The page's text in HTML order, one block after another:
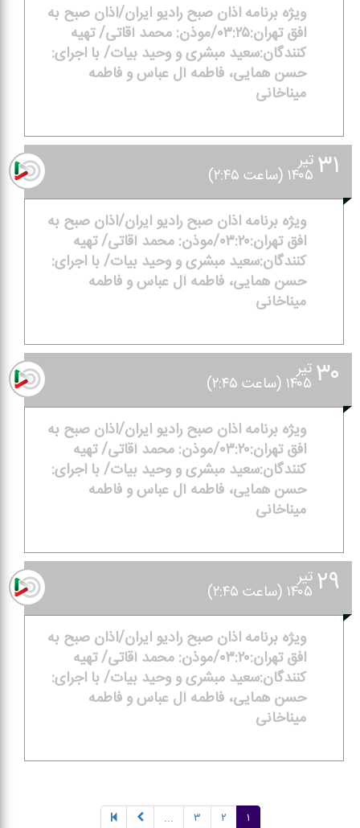
ویژه برنامه اذان صبح رادیو ایران/اذان صبح به
افق تهران:۰۳:۲۵/موذن: محمد آقاتی/ تهیه
كنندگان:سعید مبشری و وحید بیات/ با اجرای:
حسن همایی، فاطمه آل عباس و فاطمه
میناخانی
۳۱تیر
۱۴۰۵ (ساعت ۲:۴۵)
ویژه برنامه اذان صبح رادیو ایران/اذان صبح به
افق تهران:۰۳:۲۰/موذن: محمد آقاتی/ تهیه
كنندگان:سعید مبشری و وحید بیات/ با اجرای:
حسن همایی، فاطمه آل عباس و فاطمه
میناخانی
۳۰تیر
۱۴۰۵ (ساعت ۲:۴۵)
ویژه برنامه اذان صبح رادیو ایران/اذان صبح به
افق تهران:۰۳:۲۰/موذن: محمد آقاتی/ تهیه
كنندگان:سعید مبشری و وحید بیات/ با اجرای:
حسن همایی، فاطمه آل عباس و فاطمه
میناخانی
۲۹تیر
۱۴۰۵ (ساعت ۲:۴۵)
ویژه برنامه اذان صبح رادیو ایران/اذان صبح به
افق تهران:۰۳:۲۰/موذن: محمد آقاتی/ تهیه
كنندگان:سعید مبشری و وحید بیات/ با اجرای:
حسن همایی، فاطمه آل عباس و فاطمه
میناخانی
۱ ۲ ۳ ...